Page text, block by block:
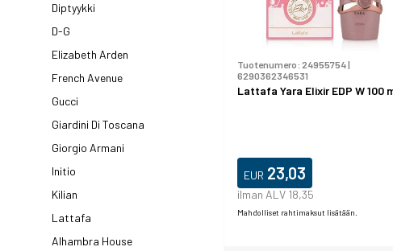
Diptyykki
D-G
Elizabeth Arden
French Avenue
Gucci
Giardini Di Toscana
Giorgio Armani
Initio
Kilian
Lattafa
Alhambra House
Tuotenumero: 24955754|
6290362346531
Lattafa Yara Elixir EDP W 100
EUR 23,03
ilman ALV 18,35
Mahdolliset rahtimaksut lisätään.